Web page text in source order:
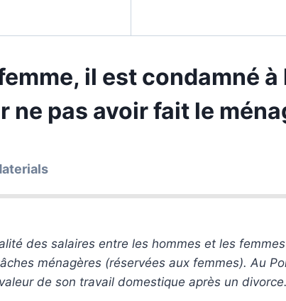
il est condamné
ne pas avoir fait le
des salaires entre les hommes et les
ménagères (réservées aux femmes). Au
de son travail domestique après un